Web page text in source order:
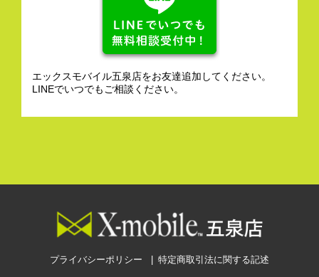
エックスモバイル五泉店をお友達追加してください。
LINEでいつでもご相談ください。
プライバシーポリシー 特定商取引法に関する記述